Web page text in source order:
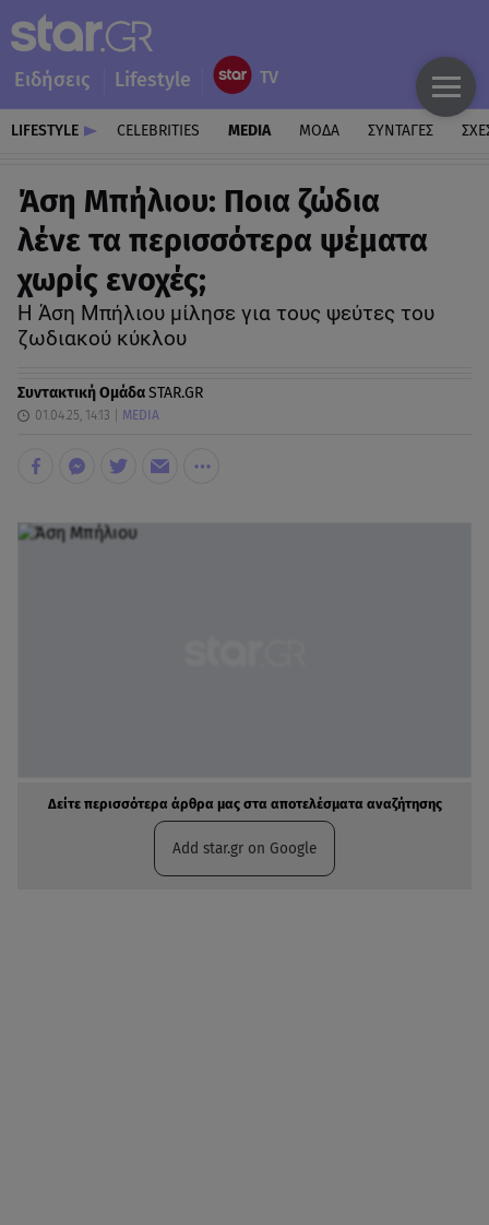
Ειδήσεις Lifestyle
LIFESTYLE CELEBRITIES MEDIA ΜΟΔΑ ΣΥΝΤΑΓΕΣ
Άση Μπήλιου: Ποια ζώδια
λένε τα περισσότερα ψέματα
χωρίς ενοχές;
Η Άση Μπήλιου μίλησε για τους ψεύτες του
ζωδιακού κύκλου
Συντακτική ΟμάδαSTAR.GR
01.04.25, 14:13 MEDIA
Δείτε περισσότερα άρθρα μας στα αποτελέσματα αναζήτησης
Add star.gr on Google